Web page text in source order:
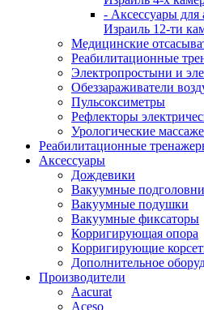
- Аксессуары для
Израиль 12-ти
Медицинские
Реабилитационные
Электропростыни и
Обеззараживатели
Пульсоксиметры
Рефлекторы
Урологические
Реабилитационные
Аксессуары
Дождевики
Вакуумные
Вакуумные подушки
Вакуумные фиксаторы
Корригирующая опора
Корригирующие
Дополнительное
Производители
Aacurat
Aceso